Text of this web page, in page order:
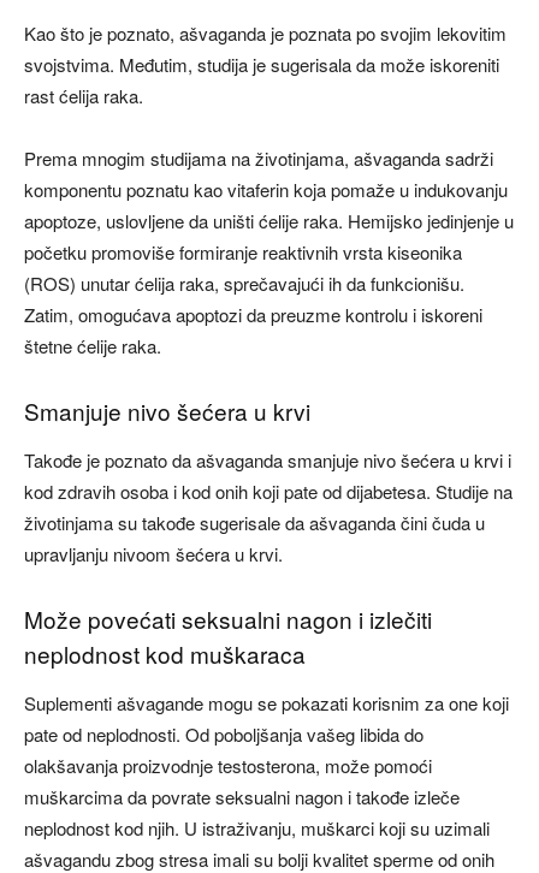
Kao što je poznato, ašvaganda je poznata po svojim lekovitim
svojstvima. Međutim, studija je sugerisala da može iskoreniti
rast ćelija raka.
Prema mnogim studijama na životinjama, ašvaganda sadrži
komponentu poznatu kao vitaferin koja pomaže u indukovanju
apoptoze, uslovljene da uništi ćelije raka. Hemijsko jedinjenje u
početku promoviše formiranje reaktivnih vrsta kiseonika
(ROS) unutar ćelija raka, sprečavajući ih da funkcionišu.
Zatim, omogućava apoptozi da preuzme kontrolu i iskoreni
štetne ćelije raka.
Smanjuje nivo šećera u krvi
Takođe je poznato da ašvaganda smanjuje nivo šećera u krvi i
kod zdravih osoba i kod onih koji pate od dijabetesa. Studije na
životinjama su takođe sugerisale da ašvaganda čini čuda u
upravljanju nivoom šećera u krvi.
Može povećati seksualni nagon i izlečiti
neplodnost kod muškaraca
Suplementi ašvagande mogu se pokazati korisnim za one koji
pate od neplodnosti. Od poboljšanja vašeg libida do
olakšavanja proizvodnje testosterona, može pomoći
muškarcima da povrate seksualni nagon i takođe izleče
neplodnost kod njih. U istraživanju, muškarci koji su uzimali
ašvagandu zbog stresa imali su bolji kvalitet sperme od onih